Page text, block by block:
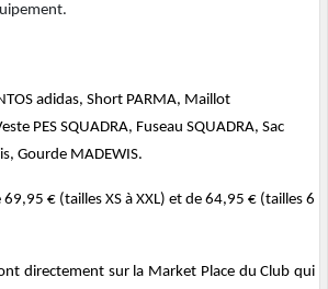
adidas, Short PARMA, Maillot
PES SQUADRA, Fuseau SQUADRA, Sac
Gourde MADEWIS.
€ (tailles XS à XXL) et de 64,95 € (tailles 6
directement sur la Market Place du Club qui